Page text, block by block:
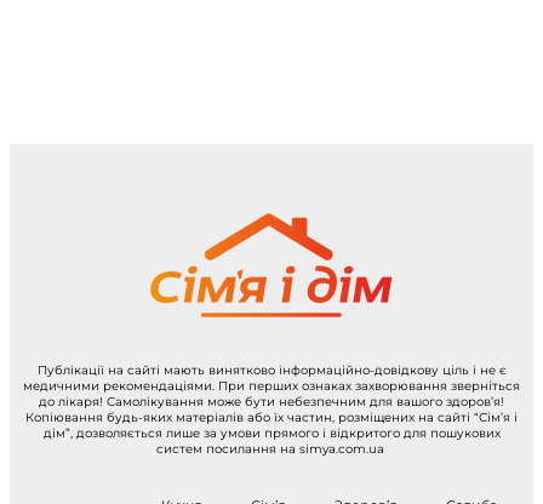
Публікації на сайті мають винятково інформаційно-довідкову ціль і не є
медичними рекомендаціями. При перших ознаках захворювання зверніться
до лікаря! Самолікування може бути небезпечним для вашого здоров’я!
Копіювання будь-яких матеріалів або їх частин, розміщених на сайті “Сім’я і
дім”, дозволяється лише за умови прямого і відкритого для пошукових
систем посилання на simya.com.ua